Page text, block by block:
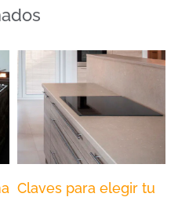
Claves para elegir tu